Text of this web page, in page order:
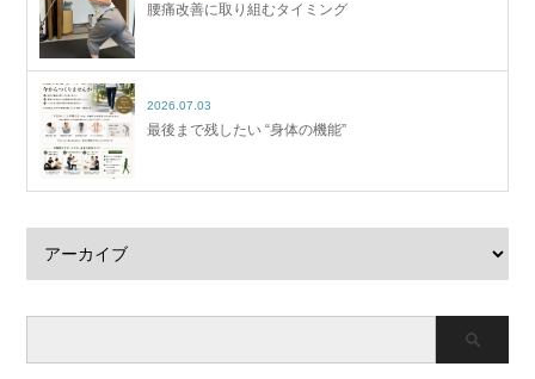
腰痛改善に取り組むタイミング
2026.07.03
最後まで残したい “身体の機能”